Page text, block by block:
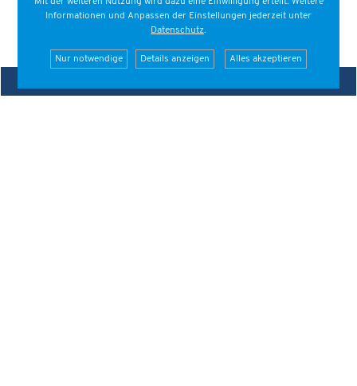
Informationen und Anpassen der Einstellungen jederzeit unter
Datenschutz.
Nur notwendige Details anzeigen Alles akzeptieren